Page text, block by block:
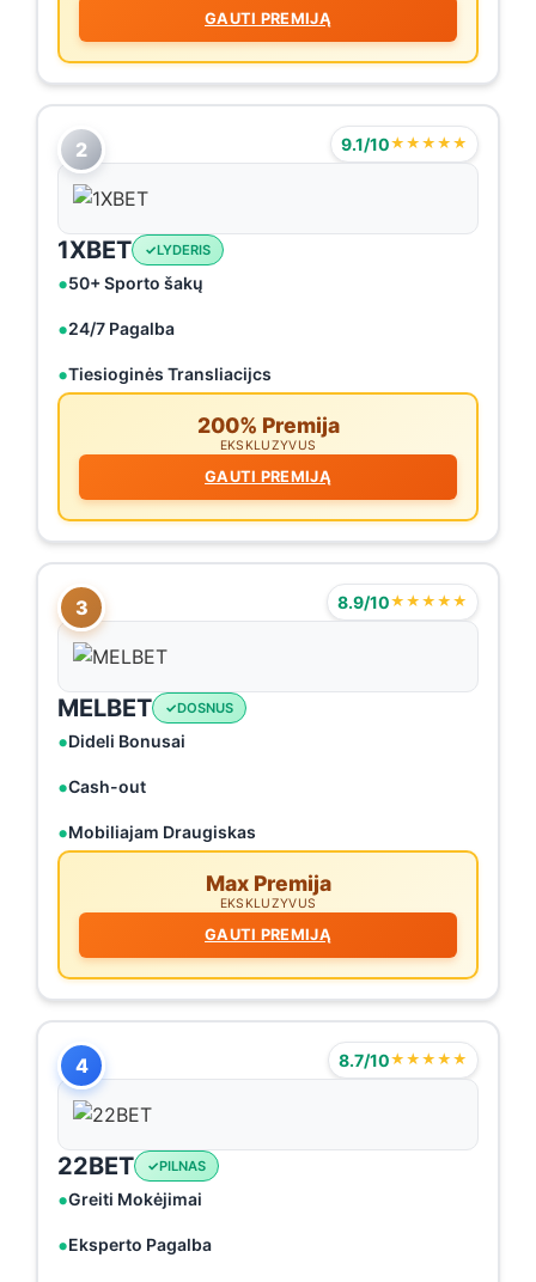
GAUTI PREMIJĄ
2 9.1/10★★★★★
1XBET LYDERIS
50+ Sporto šakų
24/7 Pagalba
Tiesioginės Transliacijcs
200% Premija
EKSKLUZYVUS
GAUTI PREMIJĄ
3 8.9/10★★★★★
MELBET DOSNUS
Dideli Bonusai
Cash-out
Mobiliajam Draugiskas
Max Premija
EKSKLUZYVUS
GAUTI PREMIJĄ
4 8.7/10★★★★★
22BET PILNAS
Greiti Mokėjimai
Eksperto Pagalba